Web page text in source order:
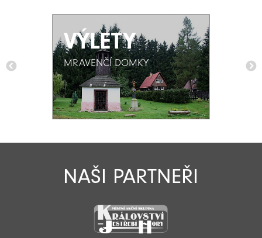
VÝLETY
MRAVENČÍ DOMKY
VÝLETY
MRAVENČÍ DOMKY
NAŠI PARTNEŘI